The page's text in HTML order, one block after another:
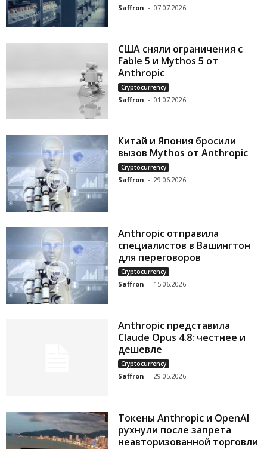
Saffron - 07.07.2026
США сняли ограничения с
Fable 5 и Mythos 5 от
Anthropic
Cryptocurrency
Saffron - 01.07.2026
Китай и Япония бросили
вызов Mythos от Anthropic
Cryptocurrency
Saffron - 29.06.2026
Anthropic отправила
специалистов в Вашингтон
для переговоров
Cryptocurrency
Saffron - 15.06.2026
Anthropic представила
Claude Opus 4.8: честнее и
дешевле
Cryptocurrency
Saffron - 29.05.2026
Токены Anthropic и OpenAI
рухнули после запрета
неавторизованной торговли